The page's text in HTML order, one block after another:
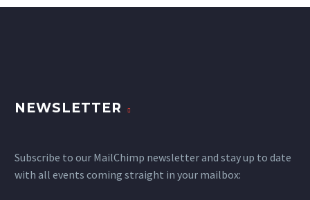
NEWSLETTER
Subscribe to our MailChimp newsletter and stay up to date
with all events coming straight in your mailbox: